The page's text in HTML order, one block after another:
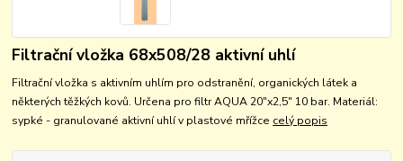
Filtrační vložka 68x508/28 aktivní uhlí
Filtrační vložka s aktivním uhlím pro odstranění, organických látek a
některých těžkých kovů. Určena pro filtr AQUA 20"x2,5" 10 bar. Materiál:
sypké - granulované aktivní uhlí v plastové mřížce celý popis